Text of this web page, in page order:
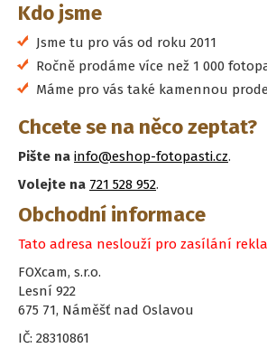
Kdo jsme
Jsme tu pro vás od roku 2011
Ročně prodáme více než 1 000
Máme pro vás také kamennou
Chcete se na něco zeptat?
Pište na info@eshop-fotopasti.cz.
Volejte na 721 528 952.
Obchodní informace
Tato adresa neslouží pro zasílání
FOXcam, s.r.o.
Lesní 922
675 71, Náměšť nad Oslavou
IČ: 28310861